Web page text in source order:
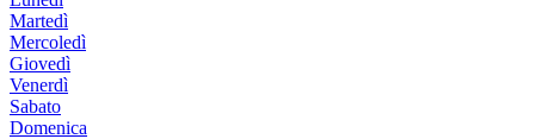
Martedì
Mercoledì
Giovedì
Venerdì
Sabato
Domenica